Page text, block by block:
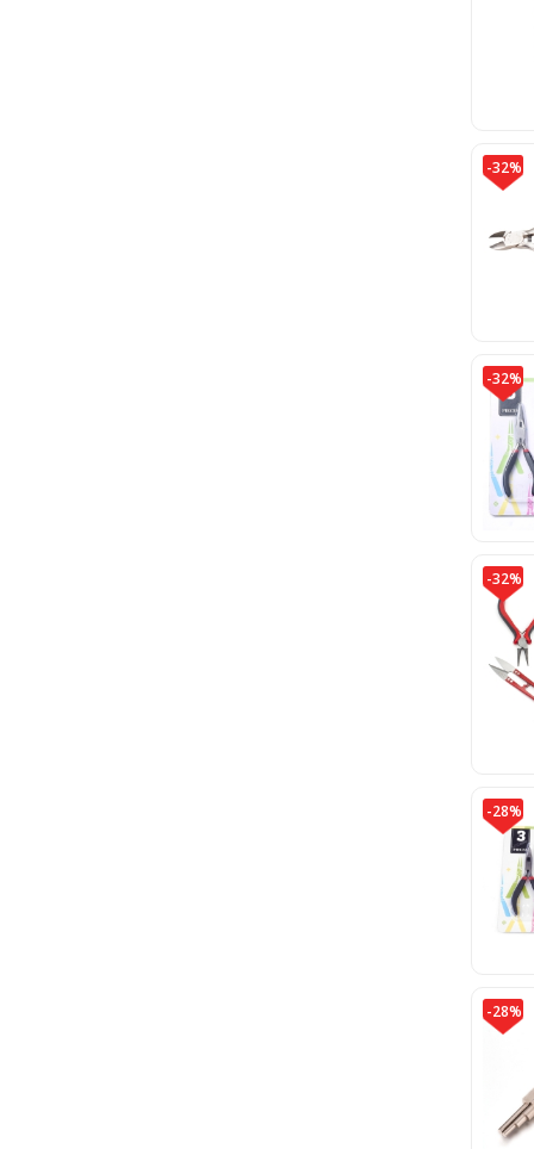
-32%
-32%
-32%
-28%
-28%